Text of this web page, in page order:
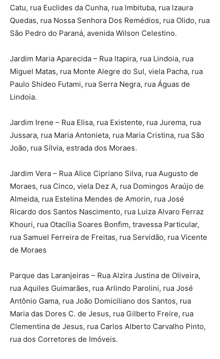
Catu, rua Euclides da Cunha, rua lmbituba, rua lzaura
Quedas, rua Nossa Senhora Dos Remédios, rua Olido, rua
São Pedro do Paraná, avenida Wilson Celestino.
Jardim Maria Aparecida – Rua ltapira, rua Lindoia, rua
Miguel Matas, rua Monte Alegre do Sul, viela Pacha, rua
Paulo Shideo Futami, rua Serra Negra, rua Águas de
Lindoia.
Jardim Irene – Rua Elisa, rua Existente, rua Jurema, rua
Jussara, rua Maria Antonieta, rua Maria Cristina, rua São
João, rua Sílvia, estrada dos Moraes.
Jardim Vera – Rua Alice Cipriano Silva, rua Augusto de
Moraes, rua Cinco, viela Dez A, rua Domingos Araújo de
Almeida, rua Estelina Mendes de Amorin, rua José
Ricardo dos Santos Nascimento, rua Luiza Alvaro Ferraz
Khouri, rua Otacília Soares Bonfim, travessa Particular,
rua Samuel Ferreira de Freitas, rua Servidão, rua Vicente
de Moraes
Parque das Laranjeiras – Rua Alzira Justina de Oliveira,
rua Aquiles Guimarães, rua Arlindo Parolini, rua José
Antônio Gama, rua João Domiciliano dos Santos, rua
Maria das Dores C. de Jesus, rua Gilberto Freire, rua
Clementina de Jesus, rua Carlos Alberto Carvalho Pinto,
rua dos Corretores de Imóveis.